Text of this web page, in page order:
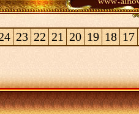
17
18
19
20
21
22
23